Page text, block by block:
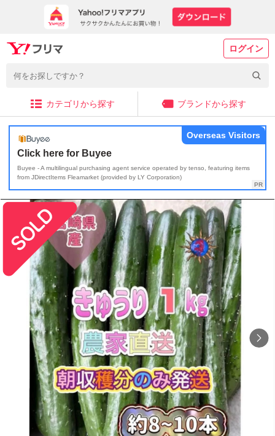
ログイン
カテゴリから探す ブランドから探す
Click here for Buyee
Buyee - A multilingual purchasing agent service operated by tenso, featuring items
from JDirectItems Fleamarket (provided by LY Corporation)
Overseas Visitors